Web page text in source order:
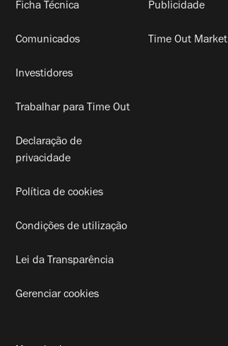
Ficha Técnica
Comunicados
Investidores
Trabalhar para Time Out
Declaração de
privacidade
Política de cookies
Condições de utilização
Lei da Transparência
Gerenciar cookies
Publicidade
Time Out Market